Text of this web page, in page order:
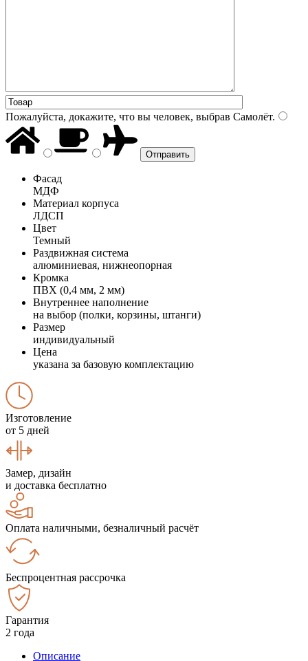
Пожалуйста, докажите, что вы человек, выбрав Самолёт.
Фасад
МДФ
Материал корпуса
ЛДСП
Цвет
Темный
Раздвижная система
алюминиевая, нижнеопорная
Кромка
ПВХ (0,4 мм, 2 мм)
Внутреннее наполнение
на выбор (полки, корзины, штанги)
Размер
индивидуальный
Цена
указана за базовую комплектацию
Изготовление
от 5 дней
Замер, дизайн
и доставка бесплатно
Оплата наличными, безналичный расчёт
Беспроцентная рассрочка
Гарантия
2 года
Описание